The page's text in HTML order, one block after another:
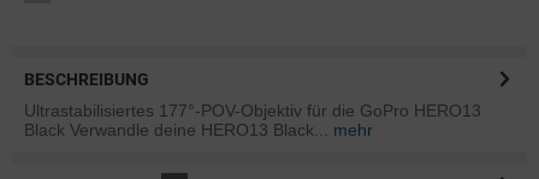
BESCHREIBUNG
Ultrastabilisiertes 177°-POV-Objektiv für die GoPro HERO13
Black Verwandle deine HERO13 Black...
mehr